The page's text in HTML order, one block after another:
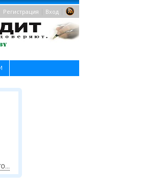
Регистрация Вход